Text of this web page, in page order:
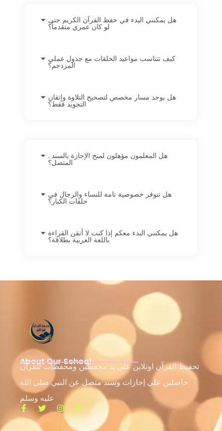
هل يمكنني البدء في حفظ القرآن الكريم حتى
لو كان عمري متقدماً؟
كيف تتناسب مواعيد الحلقات مع جدول عملي
المزدحم؟
هل يوجد مسار مخصص لتصحيح التلاوة وإتقان
التجويد فقط؟
. هل المعلمون مؤهلون لمنح الإجازة بالسند
المتصل؟
هل تتوفر خصوصية تامة للنساء والرجال في
حلقات الكبار؟
هل يمكنني البدء معكم إذا كنت لا أتقن القراءة
باللغة العربية بطلاقة؟
About Our School
تحفيظ القرآن اونلاين علي يد محفظين ومحفظات للقرآن
حاصلين علي إجازات وسند متصل عن النبي صلى الله
عليه وسلم